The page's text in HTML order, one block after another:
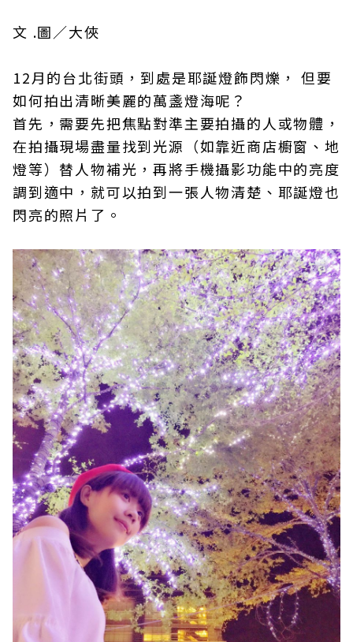
文 .圖／大俠
12月的台北街頭，到處是耶誕燈飾閃爍， 但要
如何拍出清晰美麗的萬盞燈海呢？
首先，需要先把焦點對準主要拍攝的人或物體，
在拍攝現場盡量找到光源（如靠近商店櫥窗、地
燈等）替人物補光，再將手機攝影功能中的亮度
調到適中，就可以拍到一張人物清楚、耶誕燈也
閃亮的照片了。